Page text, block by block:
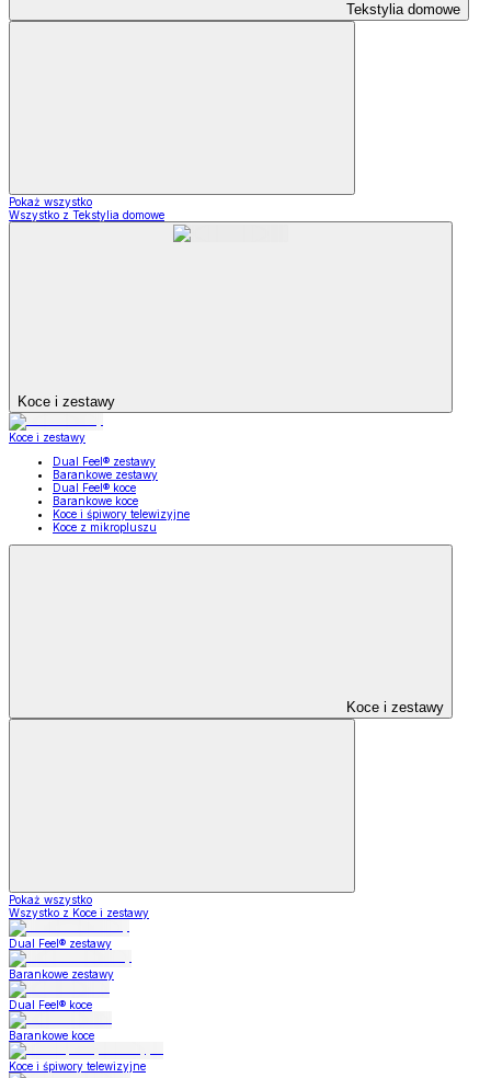
Tekstylia domowe
Pokaż wszystko
Wszystko z Tekstylia domowe
Koce i zestawy
Koce i zestawy
Dual Feel® zestawy
Barankowe zestawy
Dual Feel® koce
Barankowe koce
Koce i śpiwory telewizyjne
Koce z mikropluszu
Koce i zestawy
Pokaż wszystko
Wszystko z Koce i zestawy
Dual Feel® zestawy
Barankowe zestawy
Dual Feel® koce
Barankowe koce
Koce i śpiwory telewizyjne